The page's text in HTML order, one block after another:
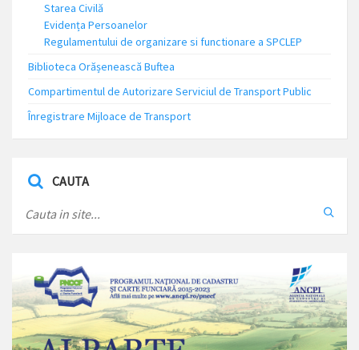
Starea Civilă
Evidența Persoanelor
Regulamentului de organizare si functionare a SPCLEP
Biblioteca Orășenească Buftea
Compartimentul de Autorizare Serviciul de Transport Public
Înregistrare Mijloace de Transport
CAUTA